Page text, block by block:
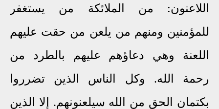
اللاعنون: من الملائكة من يستغفر
للمؤمنين ومنهم من يلعن من حقت عليهم
اللعنة وهي دعاؤهم عليهم بالطرد من
رحمة الله. وكل الناس الذين تضرروا
بكتمان الحق من الله سيلعنونهم. إلا الذين